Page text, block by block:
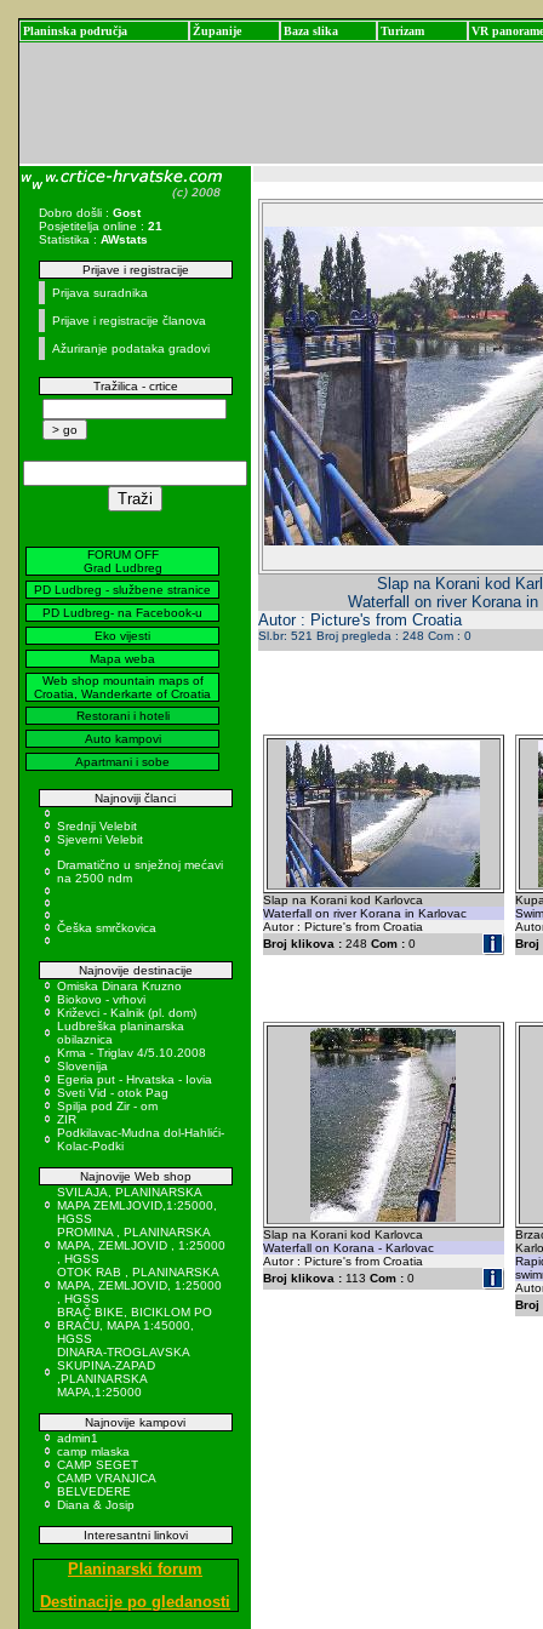
Planinska područja Županije Baza slika Turizam VR panorame
Dobro došli : Gost
Posjetitelja online : 21
Statistika : AWstats
Prijave i registracije
Prijava suradnika
Prijave i registracije članova
Ažuriranje podataka gradovi
Tražilica - crtice
FORUM OFF
Grad Ludbreg
PD Ludbreg - službene stranice
PD Ludbreg- na Facebook-u
Eko vijesti
Mapa weba
Web shop mountain maps of
Croatia, Wanderkarte of Croatia
Restorani i hoteli
Auto kampovi
Apartmani i sobe
Najnoviji članci
Srednji Velebit
Sjeverni Velebit
Dramatično u snježnoj mećavi
na 2500 ndm
Češka smrčkovica
Najnovije destinacije
Omiska Dinara Kruzno
Biokovo - vrhovi
Križevci - Kalnik (pl. dom)
Ludbreška planinarska
obilaznica
Krma - Triglav 4/5.10.2008
Slovenija
Egeria put - Hrvatska - Iovia
Sveti Vid - otok Pag
Spilja pod Zir - om
ZIR
Podkilavac-Mudna dol-Hahlići-
Kolac-Podki
Najnovije Web shop
SVILAJA, PLANINARSKA
MAPA ZEMLJOVID,1:25000,
HGSS
PROMINA , PLANINARSKA
MAPA, ZEMLJOVID , 1:25000
, HGSS
OTOK RAB , PLANINARSKA
MAPA, ZEMLJOVID, 1:25000
, HGSS
BRAČ BIKE, BICIKLOM PO
BRAČU, MAPA 1:45000,
HGSS
DINARA-TROGLAVSKA
SKUPINA-ZAPAD
,PLANINARSKA
MAPA,1:25000
Najnovije kampovi
admin1
camp mlaska
CAMP SEGET
CAMP VRANJICA
BELVEDERE
Diana & Josip
Interesantni linkovi
Planinarski forum
Destinacije po gledanosti
Slap na Korani kod
Waterfall on river Korana
Autor : Picture's from Croatia
Sl.br: 521 Broj pregleda : 248 Com : 0
Slap na Korani kod Karlovca
Waterfall on river Korana in Karlovac
Autor : Picture's from Croatia
Broj klikova :248 Com :0
Broj
Slap na Korani kod Karlovca
Waterfall on Korana - Karlovac
Autor : Picture's from Croatia
Broj klikova :113 Com :0
Broj